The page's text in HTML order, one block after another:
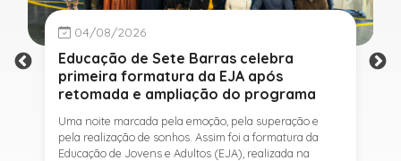
04/08/2026
Educação de Sete Barras celebra
primeira formatura da EJA após
retomada e ampliação do programa
Uma noite marcada pela emoção, pela superação e
pela realização de sonhos. Assim foi a formatura da
Educação de Jovens e Adultos (EJA), realizada na